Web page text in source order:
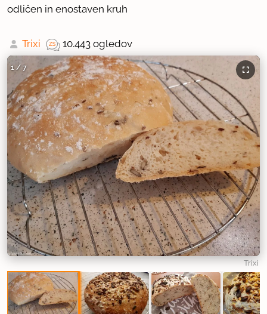
odličen in enostaven kruh
Trixi 10.443 ogledov
1 / 7
Trixi